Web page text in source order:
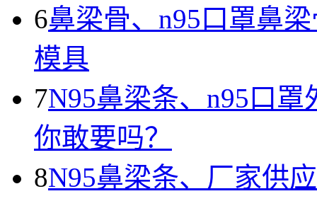
6鼻梁骨、n95口罩鼻
模具
7N95鼻梁条、n95口
你敢要吗？
8N95鼻梁条、厂家供